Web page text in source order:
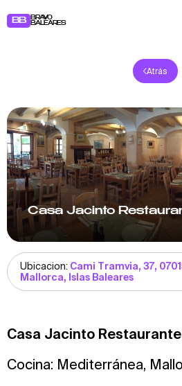
BB
BRAVO
BALEARES
RESTAURANTES
PARA NIÑOS
Atrás
Casa Jacinto
Ubicacion: Cami Tramvia, 37,
Mallorca, Islas Baleares
Casa Jacinto Restaurante
Cocina: Mediterránea,